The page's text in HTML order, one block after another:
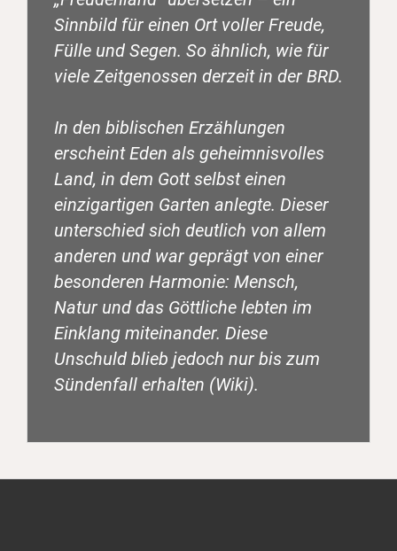
Sinnbild für einen Ort voller Freude,
Fülle und Segen. So ähnlich, wie für
viele Zeitgenossen derzeit in der BRD.
In den biblischen Erzählungen
erscheint Eden als geheimnisvolles
Land, in dem Gott selbst einen
einzigartigen Garten anlegte. Dieser
unterschied sich deutlich von allem
anderen und war geprägt von einer
besonderen Harmonie: Mensch,
Natur und das Göttliche lebten im
Einklang miteinander. Diese
Unschuld blieb jedoch nur bis zum
Sündenfall erhalten (Wiki).